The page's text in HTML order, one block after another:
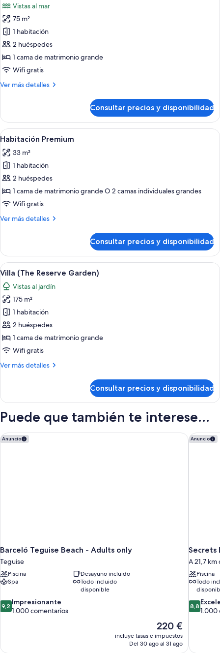
Whirlpool
(3AD)
las
fotos
de
The
Reserve
Suite
Front
Vistas al mar
75 m²
1 habitación
2 huéspedes
1 cama de matrimonio grande
Wifi gratis
Ver más detalles
Más
Reserve
Suite
Ocean
Jacuzzi
Consultar precios y disponibilidad
Abrir
todas
las
fotos
de
Habitación
Premium
Habitación de hotel con una cama
3
Habitación Premium
33 m²
1 habitación
2 huéspedes
1 cama de matrimonio grande O 2 camas individuales grandes
Wifi gratis
Ver más detalles
Más
Premium
Consultar precios y disponibilidad
Abrir
todas
las
fotos
de
Villa
(The
Reserve
Garden)
Un área de piscina con sillones de
9
Villa (The Reserve Garden)
Vistas al jardín
175 m²
1 habitación
2 huéspedes
1 cama de matrimonio grande
Wifi gratis
Ver más detalles
Más
(The
Garden)
Consultar precios y disponibilidad
Puede que también te interese...
Anuncio
Barceló Teguise Beach - Adults only
Teguise
Piscina
Desayuno incluido
Spa
Todo incluido
disponible
9.2
sobre
9,2 Impresionante
1.000 comentarios
El
precio
actual
220 €
incluye tasas e impuestos
Del 30 ago al 31 ago
Barceló Teguise Beach - Adults only Anuncio
Secrets
A 21,7
Piscina
Todo
8.8
sobre
8,8
1.000
Secrets